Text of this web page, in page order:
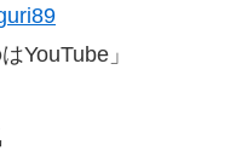
YouTube」